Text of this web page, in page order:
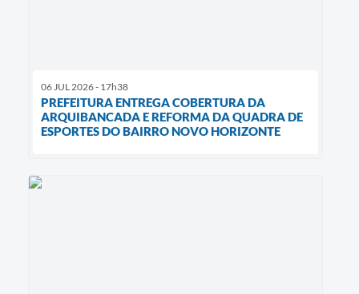
06 JUL 2026 - 17h38
PREFEITURA ENTREGA COBERTURA DA
ARQUIBANCADA E REFORMA DA QUADRA DE
ESPORTES DO BAIRRO NOVO HORIZONTE